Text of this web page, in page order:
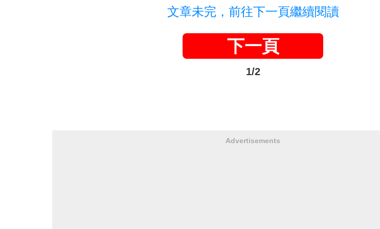
文章未完，前往下一頁繼續閱讀
下一頁
1/2
Advertisements